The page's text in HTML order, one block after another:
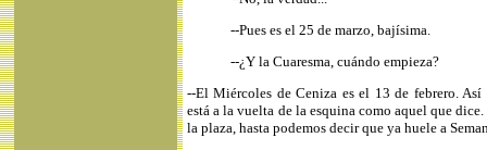
--Pues es el 25 de marzo, bajísima.
--¿Y la Cuaresma, cuándo empieza?
--El Miércoles de Ceniza es el 13 de febrero. Así
está a la vuelta de la esquina como aquel que
la plaza, hasta podemos decir que ya huele a